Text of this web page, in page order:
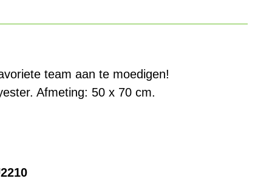
team aan te moedigen!
Afmeting: 50 x 70 cm.